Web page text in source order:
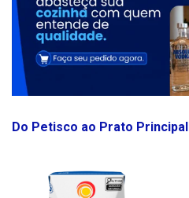
Do Petisco ao Prato Principal